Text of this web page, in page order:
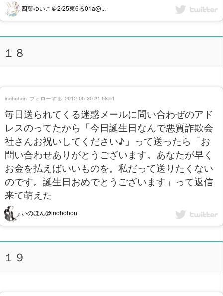
四葉ゆいこ＠2/25東6る01a@...
１８
毎日送られてくる迷惑メールに問い合わぜのアド
レスのってたから「今日誕生日なんで悪質詐欺会
社さんお祝いしてください♪」って送ったら「お
問い合わせありがとうございます。あなたが早く
お金を払えばいいものを。私だって送りたくない
のです。誕生日おめでとうございます」って返信
来て萌えた
いのほん@inohohon
inohohon フォローする 2012-05-30 21:58:51
１９